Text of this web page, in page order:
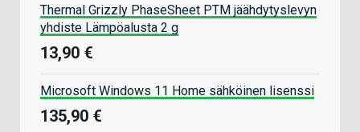
Thermal Grizzly PhaseSheet PTM jäähdytyslevyn
yhdiste Lämpöalusta 2 g
13,90 €
Microsoft Windows 11 Home sähköinen lisenssi
135,90 €